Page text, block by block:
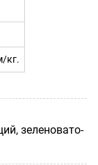
кг.
зеленовато-